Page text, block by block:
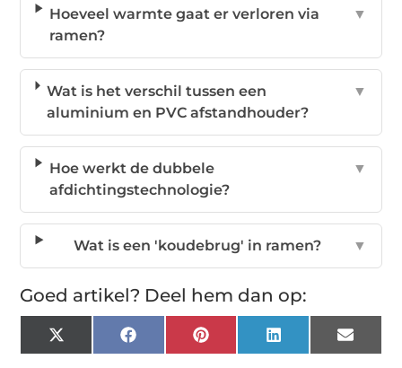
Hoeveel warmte gaat er verloren via
ramen?
▼
Wat is het verschil tussen een
aluminium en PVC afstandhouder?
▼
Hoe werkt de dubbele
afdichtingstechnologie?
▼
Wat is een 'koudebrug' in ramen? ▼
Goed artikel? Deel hem dan op:
X
(Twitter)
FacebookPinterestLinkedIn Email